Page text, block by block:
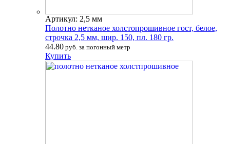
Артикул: 2,5 мм
Полотно нетканое холстопрошивное гост, белое,
строчка 2,5 мм, шир. 150, пл. 180 гр.
44.80 руб. за погонный метр
Купить